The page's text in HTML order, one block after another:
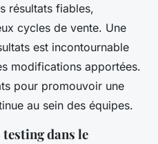
résultats fiables,
cycles de vente. Une
est incontournable
modifications apportées.
pour promouvoir une
au sein des équipes.
testing dans le